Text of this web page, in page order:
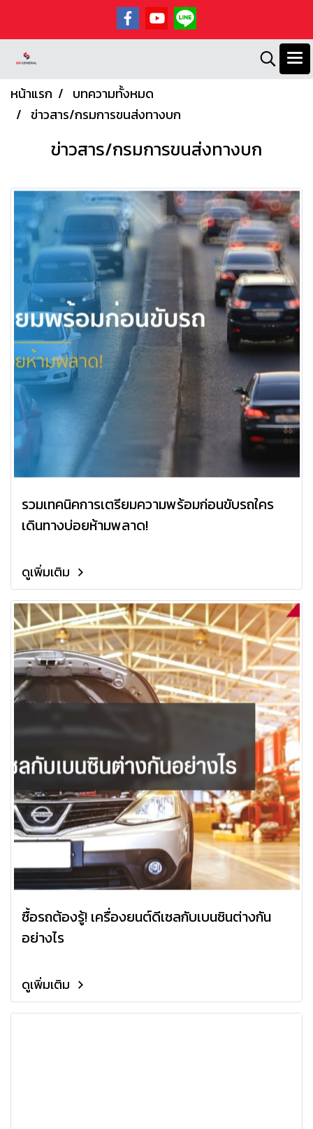
หน้าแรก
บทความทั้งหมด
ข่าวสาร/กรมการขนส่งทางบก
ข่าวสาร/กรมการขนส่งทางบก
รวมเทคนิคการเตรียมความพร้อมก่อนขับรถใคร
เดินทางบ่อยห้ามพลาด!
ดูเพิ่มเติม
ซื้อรถต้องรู้! เครื่องยนต์ดีเซลกับเบนซินต่างกัน
อย่างไร
ดูเพิ่มเติม